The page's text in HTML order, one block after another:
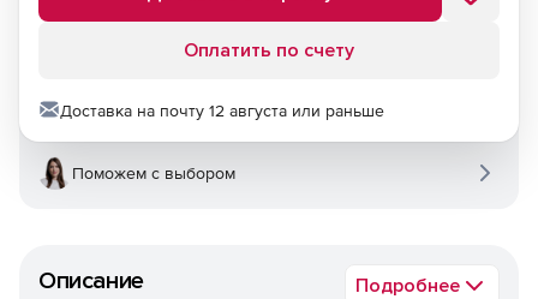
Описание Подробнее
Оплатить по счету
Доставка на почту 12 августа или раньше
Поможем с выбором